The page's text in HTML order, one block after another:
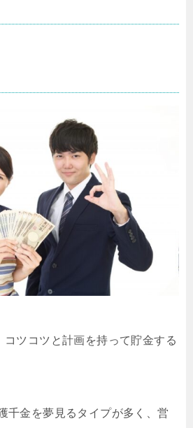
コツコツと計画を持って貯金する
千金を夢見るタイプが多く、営